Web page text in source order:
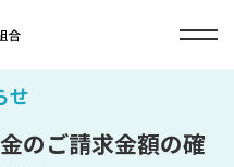
せ
のご請求金額の確